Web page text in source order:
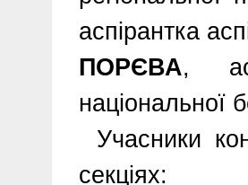
аспірантка
ПОРЄВА,
національної
Учасники
секціях: